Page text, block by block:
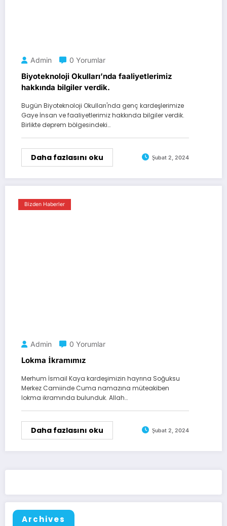
Admin 0 Yorumlar
Biyoteknoloji Okulları’nda faaliyetlerimiz
hakkında bilgiler verdik.
Bugün Biyoteknoloji Okulları'nda genç kardeşlerimize
Gaye İnsan ve faaliyetlerimiz hakkında bilgiler verdik.
Birlikte deprem bölgesindeki…
Daha fazlasını oku Şubat 2, 2024
Bizden Haberler
Admin 0 Yorumlar
Lokma İkramımız
Merhum İsmail Kaya kardeşimizin hayrına Soğuksu
Merkez Camiinde Cuma namazına müteakiben
lokma ikramında bulunduk. Allah…
Daha fazlasını oku Şubat 2, 2024
Archives